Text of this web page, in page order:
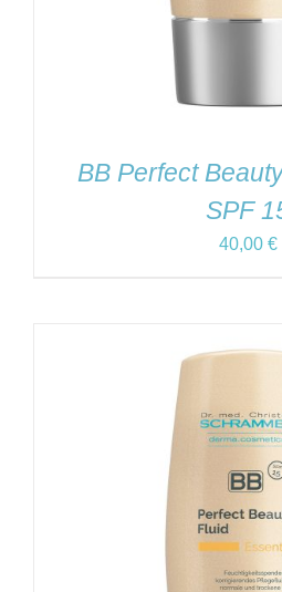
BB Perfect
SPF
40,00 €